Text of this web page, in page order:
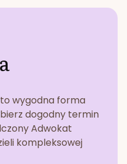
wygodna forma
dogodny termin
Adwokat
kompleksowej